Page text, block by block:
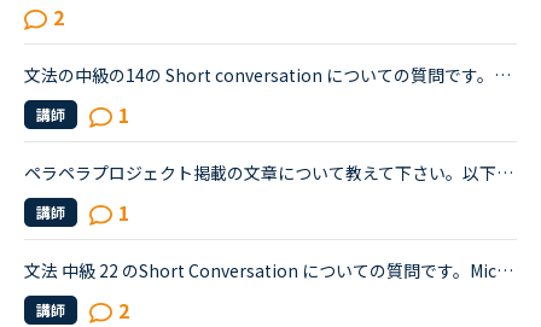
2
文法の中級の14の Short conversation についての質問です。Layla and David are having a conversation about the incident.David : Have you heard about the incident that happened the other night?Layla : ...
講師 1
ペラペラプロジェクト掲載の文章について教えて下さい。以下文章の訳について、一段落目のI did not see enough female role model given the opportunity 〜とありますが、これは「〜の機会が与えられた女性のロ...
講師 1
文法 中級 22 のShort Conversation についての質問です。Michael:Hey, have you seen this movie: &quot;Freddy vs. Jason&quot;?Sarah:No. I know those killers though. Freddy, from &quot;A Nightmare on El...
講師 2